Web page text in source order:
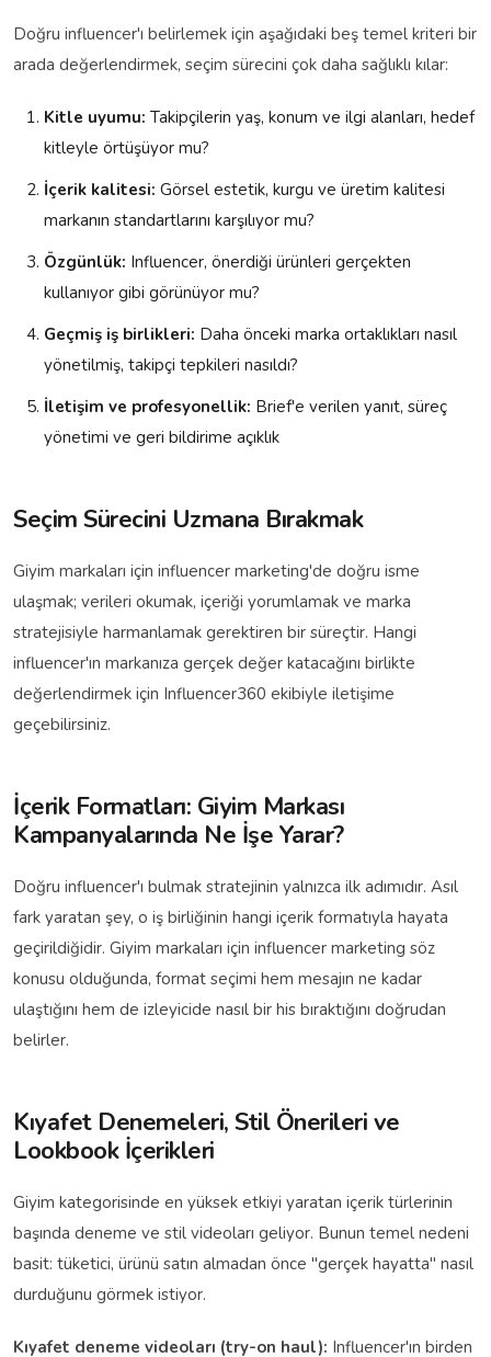
Doğru influencer'ı belirlemek için aşağıdaki beş temel kriteri bir
arada değerlendirmek, seçim sürecini çok daha sağlıklı kılar:
Kitle uyumu: Takipçilerin yaş, konum ve ilgi alanları, hedef
kitleyle örtüşüyor mu?
İçerik kalitesi: Görsel estetik, kurgu ve üretim kalitesi
markanın standartlarını karşılıyor mu?
Özgünlük: Influencer, önerdiği ürünleri gerçekten
kullanıyor gibi görünüyor mu?
Geçmiş iş birlikleri: Daha önceki marka ortaklıkları nasıl
yönetilmiş, takipçi tepkileri nasıldı?
İletişim ve profesyonellik: Brief'e verilen yanıt, süreç
yönetimi ve geri bildirime açıklık
Seçim Sürecini Uzmana Bırakmak
Giyim markaları için influencer marketing'de doğru isme
ulaşmak; verileri okumak, içeriği yorumlamak ve marka
stratejisiyle harmanlamak gerektiren bir süreçtir. Hangi
influencer'ın markanıza gerçek değer katacağını birlikte
değerlendirmek için Influencer360 ekibiyle iletişime
geçebilirsiniz.
İçerik Formatları: Giyim Markası
Kampanyalarında Ne İşe Yarar?
Doğru influencer'ı bulmak stratejinin yalnızca ilk adımıdır. Asıl
fark yaratan şey, o iş birliğinin hangi içerik formatıyla hayata
geçirildiğidir. Giyim markaları için influencer marketing söz
konusu olduğunda, format seçimi hem mesajın ne kadar
ulaştığını hem de izleyicide nasıl bir his bıraktığını doğrudan
belirler.
Kıyafet Denemeleri, Stil Önerileri ve
Lookbook İçerikleri
Giyim kategorisinde en yüksek etkiyi yaratan içerik türlerinin
başında deneme ve stil videoları geliyor. Bunun temel nedeni
basit: tüketici, ürünü satın almadan önce "gerçek hayatta" nasıl
durduğunu görmek istiyor.
Kıyafet deneme videoları (try-on haul): Influencer'ın birden